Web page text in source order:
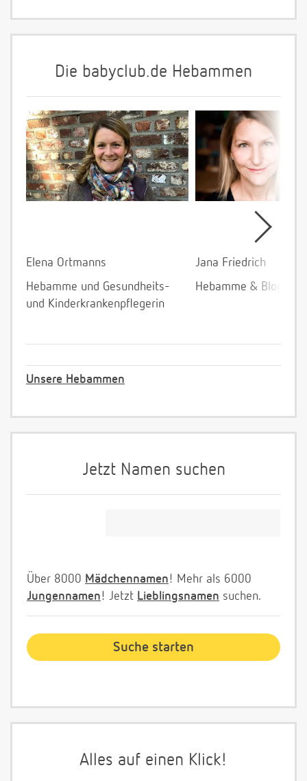
Die babyclub.de Hebammen
Elena Ortmanns
Hebamme und Gesundheits-
und Kinderkrankenpflegerin
Jana Friedrich
Hebamme &
Unsere Hebammen
Jetzt Namen suchen
Über 8000 Mädchennamen! Mehr als 6000
Jungennamen! Jetzt Lieblingsnamen suchen.
Alles auf einen Klick!